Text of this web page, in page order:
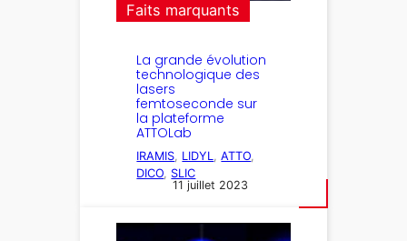
Faits marquants
La grande évolution
technologique des
lasers
femtoseconde sur
la plateforme
ATTOLab
IRAMIS LIDYL , ATTO
DICO SLIC
11 juillet 2023